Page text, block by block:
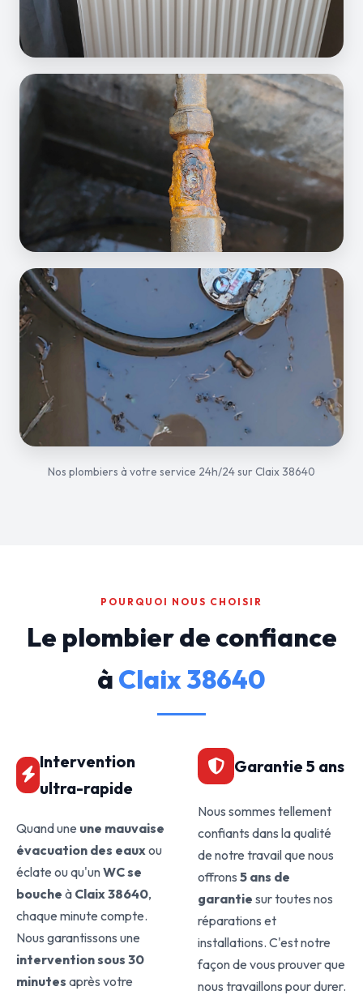
Nos plombiers à votre service 24h/24 sur Claix 38640
POURQUOI NOUS CHOISIR
Le plombier de confiance
à Claix 38640
Intervention
ultra-rapide
Quand une une mauvaise
évacuation des eauxou
éclate ou qu'unWC se
bouche à Claix 38640,
chaque minute compte.
Nous garantissons une
intervention sous 30
minutes après votre
Garantie 5 ans
Nous sommes tellement
confiants dans la qualité
de notre travail que nous
offrons 5 ans de
garantie sur toutes nos
réparations et
installations. C'est notre
façon de vous prouver que
nous travaillons pour durer.